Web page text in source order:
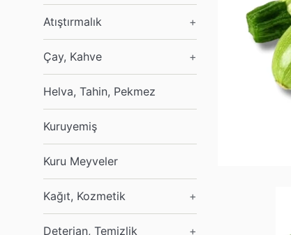
Atıştırmalık +
Çay, Kahve +
Helva, Tahin, Pekmez
Kuruyemiş
Kuru Meyveler
Kağıt, Kozmetik +
Deterjan, Temizlik +